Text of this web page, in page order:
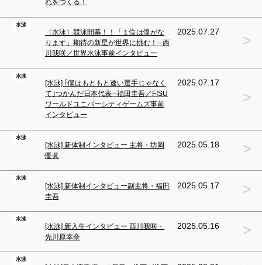
れをつくる！
水泳
［水泳］競泳開幕！！「１位は僕がな
ります」期待の新星が世界に挑む！─西
川我咲／世界水泳事前インタビュー
2025.07.27
>
水泳
[水泳] ｢僕はもともと速い選手じゃなく
て｣つかんだ日本代表─福田圭吾／FISU
ワールドユニバーシティゲームズ事前
インタビュー
2025.07.17
>
水泳
[水泳] 新体制インタビュー 主将・坊岡
優眞
2025.05.18 >
水泳
[水泳] 新体制インタビュー副主将・福田
圭吾
2025.05.17 >
水泳
[水泳] 新入生インタビュー 西川我咲・
先川原幸奈
2025.05.16 >
水泳